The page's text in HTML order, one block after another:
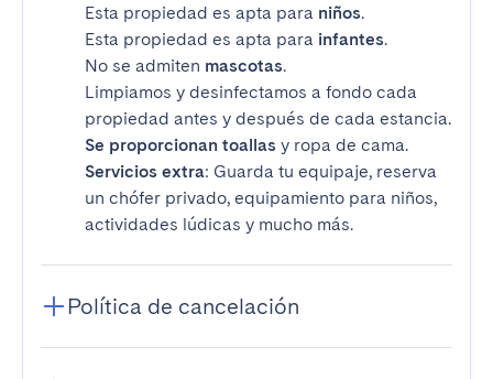
Esta propiedad es apta para niños.
Esta propiedad es apta para infantes.
No se admiten mascotas.
Limpiamos y desinfectamos a fondo cada
propiedad antes y después de cada estancia.
Se proporcionan toallas y ropa de cama.
Servicios extra: Guarda tu equipaje, reserva
un chófer privado, equipamiento para niños,
actividades lúdicas y mucho más.
Política de cancelación